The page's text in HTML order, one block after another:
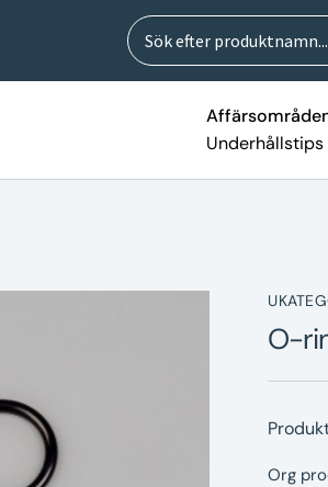
Sök
efter:
Sök
Underhållstips
O-
Org